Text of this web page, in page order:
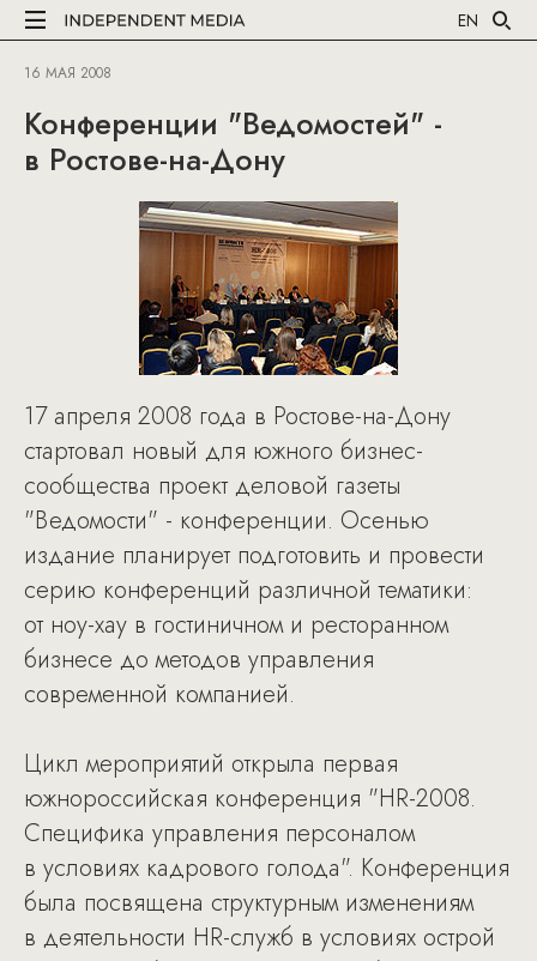
EN
16 МАЯ 2008
Конференции "Ведомостей" -
в Ростове-на-Дону
17 апреля 2008 года в Ростове-на-Дону
стартовал новый для южного бизнес-
сообщества проект деловой газеты
"Ведомости" - конференции. Осенью
издание планирует подготовить и провести
серию конференций различной тематики:
от ноу-хау в гостиничном и ресторанном
бизнесе до методов управления
современной компанией.
Цикл мероприятий открыла первая
южнороссийская конференция "HR-2008.
Специфика управления персоналом
в условиях кадрового голода". Конференция
была посвящена структурным изменениям
в деятельности HR-служб в условиях острой